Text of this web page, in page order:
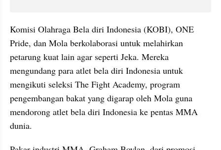
Komisi Olahraga Bela diri Indonesia (KOBI), ONE
Pride, dan Mola berkolaborasi untuk melahirkan
petarung kuat lain agar seperti Jeka. Mereka
mengundang para atlet bela diri Indonesia untuk
mengikuti seleksi The Fight Academy, program
pengembangan bakat yang digarap oleh Mola guna
mendorong atlet bela diri Indonesia ke pentas MMA
dunia.